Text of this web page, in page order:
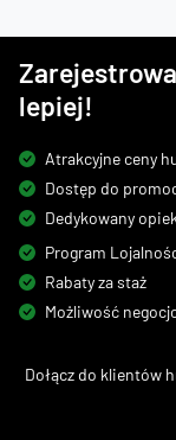
lepiej!
Atrakcyjne ceny
Dostęp do
Dedykowany
Program
Rabaty za staż
Możliwość
Dołącz do klientów